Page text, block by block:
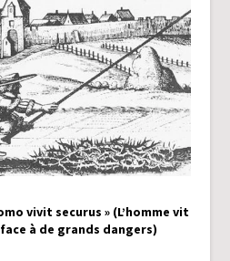
vivit securus » (L’homme vit
à de grands dangers)